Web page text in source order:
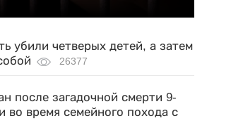
убили четверых детей, а затем
26377
после загадочной смерти 9-
во время семейного похода с